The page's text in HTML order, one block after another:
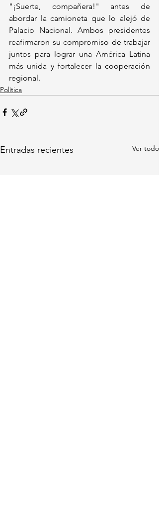
"¡Suerte, compañera!" antes de
abordar la camioneta que lo alejó de
Palacio Nacional. Ambos presidentes
reafirmaron su compromiso de trabajar
juntos para lograr una América Latina
más unida y fortalecer la cooperación
regional.
Política
Entradas recientes Ver todo